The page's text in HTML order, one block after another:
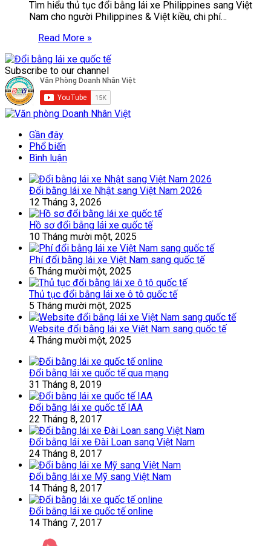
Tìm hiểu thủ tục đổi bằng lái xe Philippines sang Việt
Nam cho người Philippines & Việt kiều, chi phí…
Read More »
Subscribe to our channel
Gần đây
Phổ biến
Bình luận
Đổi bằng lái xe Nhật sang Việt Nam 2026
12 Tháng 3, 2026
Hồ sơ đổi bằng lái xe quốc tế
10 Tháng mười một, 2025
Phí đổi bằng lái xe Việt Nam sang quốc tế
6 Tháng mười một, 2025
Thủ tục đổi bằng lái xe ô tô quốc tế
5 Tháng mười một, 2025
Website đổi bằng lái xe Việt Nam sang quốc tế
4 Tháng mười một, 2025
Đổi bằng lái xe quốc tế qua mạng
31 Tháng 8, 2019
Đổi bằng lái xe quốc tế IAA
22 Tháng 8, 2017
Đổi bằng lái xe Đài Loan sang Việt Nam
24 Tháng 8, 2017
Đổi bằng lái xe Mỹ sang Việt Nam
14 Tháng 8, 2017
Đổi bằng lái xe quốc tế online
14 Tháng 7, 2017